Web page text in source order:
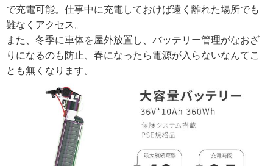
で充電可能。仕事中に充電しておけば遠く離れた場所でも
難なくアクセス。
また、冬季に車体を屋外放置し、バッテリー管理がなおざ
りになるのも防止、春になったら電源が入らないなんてこ
とも無くなります。